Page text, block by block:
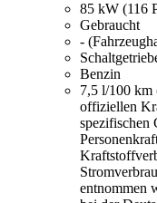
85 kW (116
Gebraucht
-
Benzin
7,5 l/100 km
offiziellen
spezifischen
entnommen